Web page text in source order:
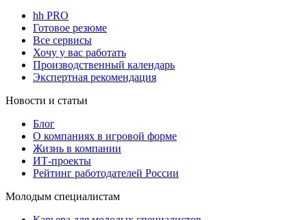
hh PRO
Готовое резюме
Все сервисы
Хочу у вас работать
Производственный календарь
Экспертная рекомендация
Новости и статьи
Блог
О компаниях в игровой форме
Жизнь в компании
ИТ-проекты
Рейтинг работодателей России
Молодым специалистам